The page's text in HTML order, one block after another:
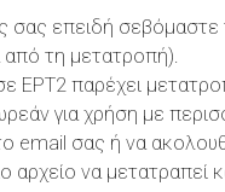
σας επειδή σεβόμαστε
τη μετατροπή).
παρέχει
για χρήση με
email σας ή να
αρχείο να μετατραπεί